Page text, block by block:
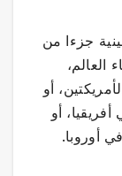
جزءا من
العالم،
أو
أو
أوروبا.